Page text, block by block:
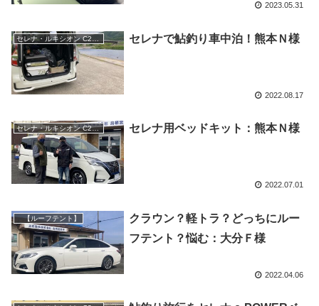
2023.05.31
セレナで鮎釣り車中泊！熊本Ｎ様
2022.08.17
セレナ・ルキシオン C28-27 セレナ用ベッドキット：熊本Ｎ様
2022.07.01
【ルーフテント】
クラウン？軽トラ？どっちにルー
フテント？悩む：大分Ｆ様
2022.04.06